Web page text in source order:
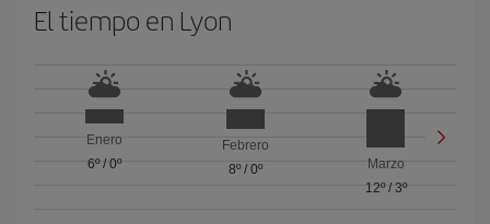
El tiempo en Lyon
Enero
6º/ 0º
Febrero
8º/ 0º
Marzo
12º/ 3º